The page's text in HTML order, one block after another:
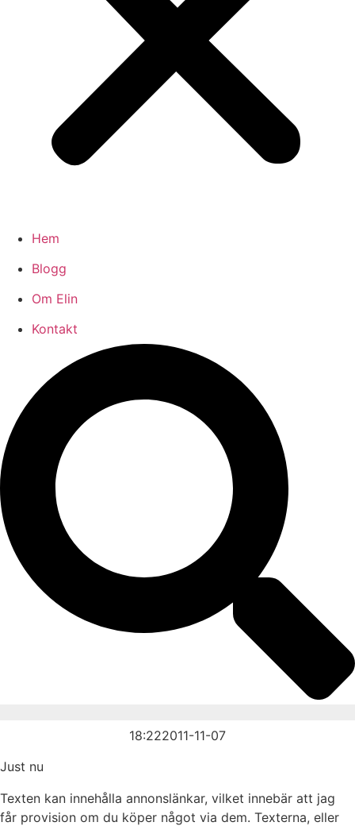
Hem
Blogg
Om Elin
Kontakt
18:222011-11-07
Just nu
Texten kan innehålla annonslänkar, vilket innebär att jag
får provision om du köper något via dem. Texterna, eller